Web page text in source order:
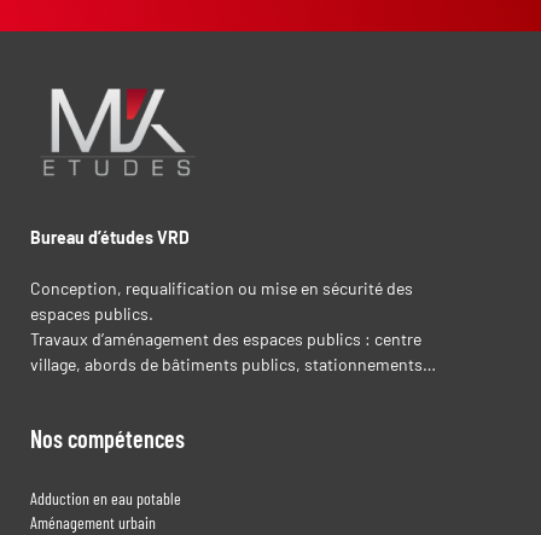
Bureau d’études VRD
Conception, requalification ou mise en sécurité des
espaces publics.
Travaux d’aménagement des espaces publics : centre
village, abords de bâtiments publics, stationnements…
Nos compétences
Adduction en eau potable
Aménagement urbain